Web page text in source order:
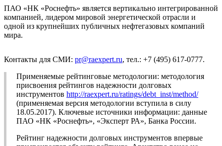
ПАО «НК «Роснефть» является вертикально интегрированной
компанией, лидером мировой энергетической отрасли и
одной из крупнейших публичных нефтегазовых компаний
мира.
Контакты для СМИ: pr@raexpert.ru, тел.: +7 (495) 617-0777.
Применяемые рейтинговые методологии: методология
присвоения рейтингов надежности долговых
инструментов http://raexpert.ru/ratings/debt_inst/method/
(применяемая версия методологии вступила в силу
18.05.2017). Ключевые источники информации: данные
ПАО «НК «Роснефть», «Эксперт РА», Банка России.
Рейтинг надежности долговых инструментов впервые